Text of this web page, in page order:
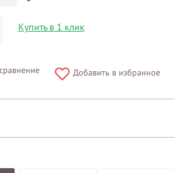
Купить в 1 клик
Добавить в избранное